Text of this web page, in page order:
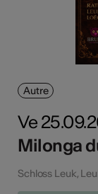
Autre
Ve
Milonga
Schloss Leuk,